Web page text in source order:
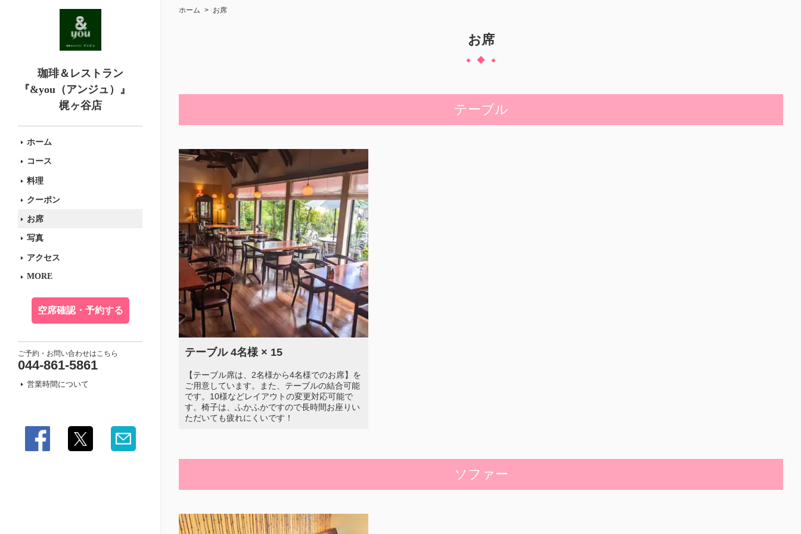
珈琲＆レストラン
『&you（アンジュ）』
梶ヶ谷店
ホーム
コース
料理
クーポン
お席
写真
アクセス
MORE
空席確認・予約する
ご予約・お問い合わせはこちら
044-861-5861
営業時間について
ホーム お席
お席
テーブル
テーブル 4名様 × 15
【テーブル席は、2名様から4名様でのお席】を
ご用意しています。また、テーブルの結合可能
です。10様などレイアウトの変更対応可能で
す。椅子は、ふかふかですので長時間お座りい
ただいても疲れにくいです！
ソファー